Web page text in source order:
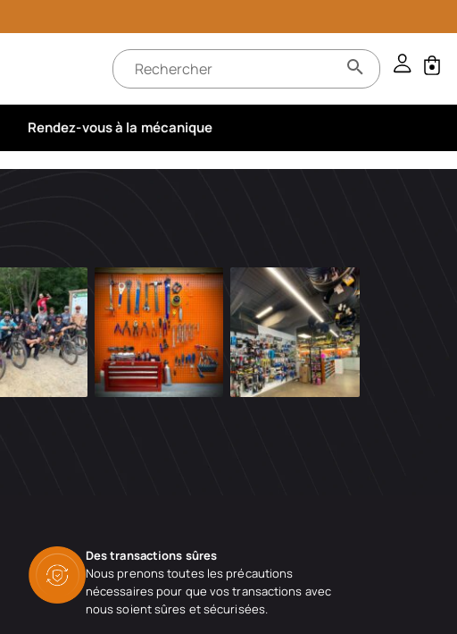
Rendez-vous à la mécanique
Des transactions sûres
Nous prenons toutes les précautions
nécessaires pour que vos transactions avec
nous soient sûres et sécurisées.